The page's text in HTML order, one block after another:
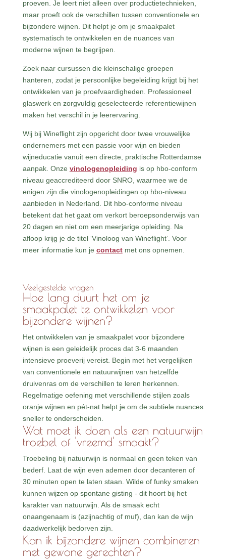
proeven. Je leert niet alleen over productietechnieken,
maar proeft ook de verschillen tussen conventionele en
bijzondere wijnen. Dit helpt je om je smaakpalet
systematisch te ontwikkelen en de nuances van
moderne wijnen te begrijpen.
Zoek naar cursussen die kleinschalige groepen
hanteren, zodat je persoonlijke begeleiding krijgt bij het
ontwikkelen van je proefvaardigheden. Professioneel
glaswerk en zorgvuldig geselecteerde referentiewijnen
maken het verschil in je leerervaring.
Wij bij Wineflight zijn opgericht door twee vrouwelijke
ondernemers met een passie voor wijn en bieden
wijneducatie vanuit een directe, praktische Rotterdamse
aanpak. Onze vinologenopleiding is op hbo-conform
niveau geaccrediteerd door SNRO, waarmee we de
enigen zijn die vinologenopleidingen op hbo-niveau
aanbieden in Nederland. Dit hbo-conforme niveau
betekent dat het gaat om verkort beroepsonderwijs van
20 dagen en niet om een meerjarige opleiding. Na
afloop krijg je de titel ‘Vinoloog van Wineflight’. Voor
meer informatie kun je contactmet ons opnemen.
Veelgestelde vragen
Hoe lang duurt het om je
smaakpalet te ontwikkelen voor
bijzondere wijnen?
Het ontwikkelen van je smaakpalet voor bijzondere
wijnen is een geleidelijk proces dat 3-6 maanden
intensieve proeverij vereist. Begin met het vergelijken
van conventionele en natuurwijnen van hetzelfde
druivenras om de verschillen te leren herkennen.
Regelmatige oefening met verschillende stijlen zoals
oranje wijnen en pét-nat helpt je om de subtiele nuances
sneller te onderscheiden.
Wat moet ik doen als een natuurwijn
troebel of 'vreemd' smaakt?
Troebeling bij natuurwijn is normaal en geen teken van
bederf. Laat de wijn even ademen door decanteren of
30 minuten open te laten staan. Wilde of funky smaken
kunnen wijzen op spontane gisting - dit hoort bij het
karakter van natuurwijn. Als de smaak echt
onaangenaam is (azijnachtig of muf), dan kan de wijn
daadwerkelijk bedorven zijn.
Kan ik bijzondere wijnen combineren
met gewone gerechten?